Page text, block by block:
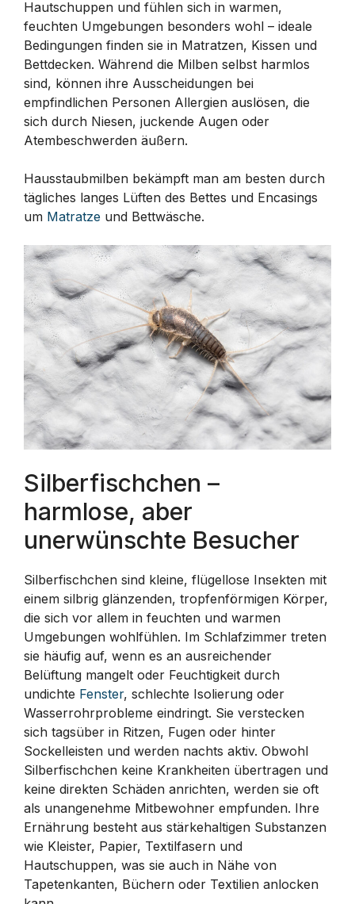
Hautschuppen und fühlen sich in warmen,
feuchten Umgebungen besonders wohl – ideale
Bedingungen finden sie in Matratzen, Kissen und
Bettdecken. Während die Milben selbst harmlos
sind, können ihre Ausscheidungen bei
empfindlichen Personen Allergien auslösen, die
sich durch Niesen, juckende Augen oder
Atembeschwerden äußern.
Hausstaubmilben bekämpft man am besten durch
tägliches langes Lüften des Bettes und Encasings
um Matratze und Bettwäsche.
Silberfischchen –
harmlose, aber
unerwünschte Besucher
Silberfischchen sind kleine, flügellose Insekten mit
einem silbrig glänzenden, tropfenförmigen Körper,
die sich vor allem in feuchten und warmen
Umgebungen wohlfühlen. Im Schlafzimmer treten
sie häufig auf, wenn es an ausreichender
Belüftung mangelt oder Feuchtigkeit durch
undichte Fenster, schlechte Isolierung oder
Wasserrohrprobleme eindringt. Sie verstecken
sich tagsüber in Ritzen, Fugen oder hinter
Sockelleisten und werden nachts aktiv. Obwohl
Silberfischchen keine Krankheiten übertragen und
keine direkten Schäden anrichten, werden sie oft
als unangenehme Mitbewohner empfunden. Ihre
Ernährung besteht aus stärkehaltigen Substanzen
wie Kleister, Papier, Textilfasern und
Hautschuppen, was sie auch in Nähe von
Tapetenkanten, Büchern oder Textilien anlocken